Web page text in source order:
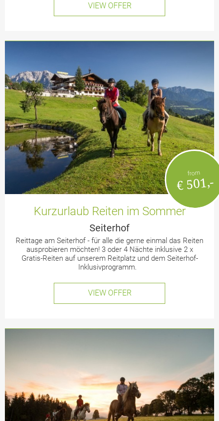
VIEW OFFER
from
€ 501,-
Kurzurlaub Reiten im Sommer
Seiterhof
Reittage am Seiterhof - für alle die gerne einmal das Reiten
ausprobieren möchten! 3 oder 4 Nächte inklusive 2 x
Gratis-Reiten auf unserem Reitplatz und dem Seiterhof-
Inklusivprogramm.
VIEW OFFER